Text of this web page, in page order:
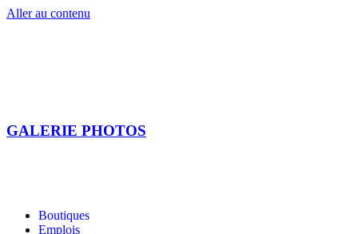
Aller au contenu
GALERIE PHOTOS
Boutiques
Emplois